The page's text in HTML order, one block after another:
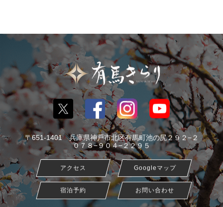
〒651-1401 兵庫県神戸市北区有馬町池の尻２９２−２
０７８−９０４−２２９５
アクセス Googleマップ
宿泊予約 お問い合わせ